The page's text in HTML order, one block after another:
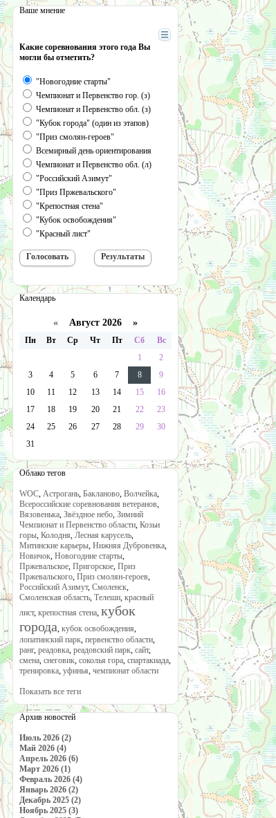
Ваше мнение
Какие соревнования этого года Вы
могли бы отметить?
"Новогодние старты"
Чемпионат и Первенство гор. (з)
Чемпионат и Первенство обл. (з)
"Кубок города" (один из этапов)
"Приз смолян-героев"
Всемирный день ориентирования
Чемпионат и Первенство обл. (л)
"Российский Азимут"
"Приз Пржевальского"
"Крепостная стена"
"Кубок освобождения"
"Красный лист"
Календарь
« Август 2026 »
Пн Вт Ср Чт Пт Сб
Вс
1
2
3
4 5 6 7 8
9
10
11 12 13 14 15
16
17
18 19 20 21 22
23
24
25 26 27 28 29
30
31
Облако тегов
WOC, Астрогань, Бакланово, Волчейка,
Всероссийские соревнования ветеранов,
Вязовенька, Звёздное небо, Зимний
Чемпионат и Первенство области, Козьи
горы, Колодня, Лесная карусель,
Митинские карьеры, Нижняя Дубровенка,
Новичок, Новогодние старты,
Пржевальское, Пригорское, Приз
Пржевальского, Приз смолян-героев,
Российский Азимут, Смоленск,
Смоленская область, Телеши, красный
лист, крепостная стена, кубок
города, кубок освобождения,
лопатинский парк, первенство области,
ранг, реадовка, реадовский парк, сайт,
смена, снеговик, соколья гора, спартакиада,
тренировка, уфинья, чемпионат области
Показать все теги
Архив новостей
Июль 2026 (2)
Май 2026 (4)
Апрель 2026 (6)
Март 2026 (1)
Февраль 2026 (4)
Январь 2026 (2)
Декабрь 2025 (2)
Ноябрь 2025 (3)